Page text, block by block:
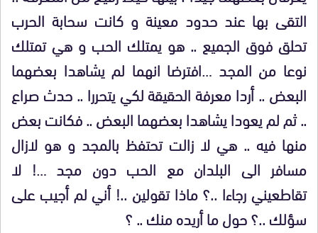
التقى بها عند حدود معينة و كانت سحابة الحرب
تحلق فوق الجميع .. هو يمتلك الحب و هي تمتلك
نوعا من المجد …افترضا انهما لم يشاهدا بعضهما
البعض .. أردا معرفة الحقيقة لكي يتحررا .. حدث صراع
.. ثم لم يعودا يشاهدا بعضهما البعض .. فكانت بعض
منها فيه .. هي لا زالت تحتفظ بالمجد و هو لازال
مسافر الى البلدان مع الحب دون مجد …! لا
تقاطعيني رجاءا ..؟ ماذا تقولين ..! أني لم أجيب على
سؤلك ..؟ حول ما أريده منك .. ؟